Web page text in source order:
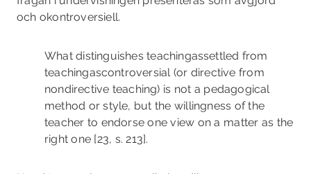
och okontroversiell.
What distinguishes teaching­as­settled from
teaching­as­controversial (or directive from
nondirective teaching) is not a pedagogical
method or style, but the willingness of the
teacher to endorse one view on a matter as the
right one [23, s. 213].